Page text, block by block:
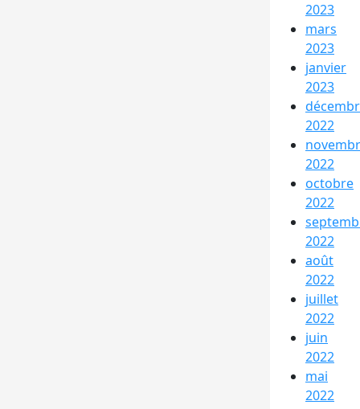
2023
mars
2023
janvier
2023
2022
2022
octobre
2022
2022
août
2022
juillet
2022
juin
2022
mai
2022